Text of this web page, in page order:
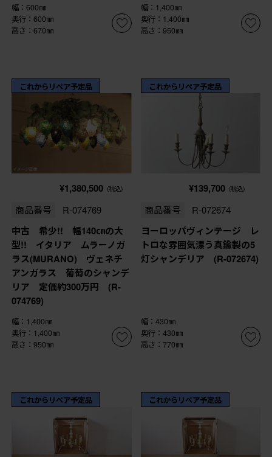
幅：600㎜
奥行：600㎜
高さ：670㎜
幅：1,400㎜
奥行：1,400㎜
高さ：950㎜
これからリペア予定品
¥1,380,500 (税込)
商品番号 R-074769
中古 希少!! 幅140㎝の大
型!! イタリア ムラーノガ
ラス(MURANO) ヴェネチ
アンガラス 葡萄のシャンデ
リア 定価約300万円 (R-
074769)
幅：1,400㎜
奥行：1,400㎜
高さ：950㎜
これからリペア予定品
¥139,700 (税込)
商品番号 R-072674
ヨーロッパヴィンテージ レ
トロな雰囲気漂う真鍮製の5
灯シャンデリア (R-072674)
幅：430㎜
奥行：430㎜
高さ：770㎜
これからリペア予定品 これからリペア予定品